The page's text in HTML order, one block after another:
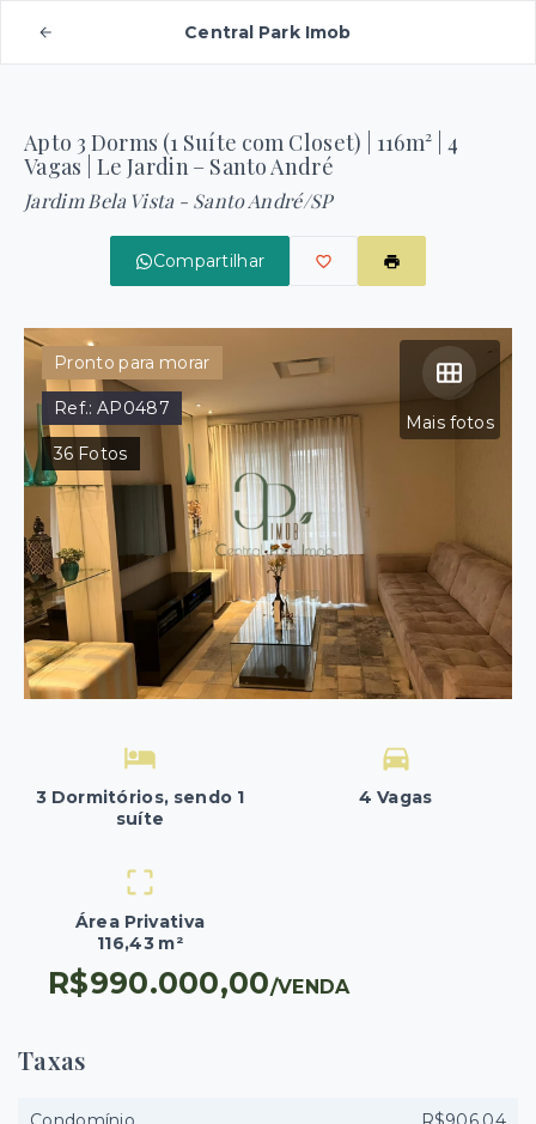
Central Park Imob
Apto 3 Dorms (1 Suíte com Closet) | 116m² | 4
Vagas | Le Jardin – Santo André
Jardim Bela Vista - Santo André/SP
Compartilhar
Mais fotos
Pronto para morar
Ref.:AP0487
36 Fotos
3 Dormitórios, sendo 1
suíte
4 Vagas
Área Privativa
116,43 m²
R$990.000,00/VENDA
Taxas